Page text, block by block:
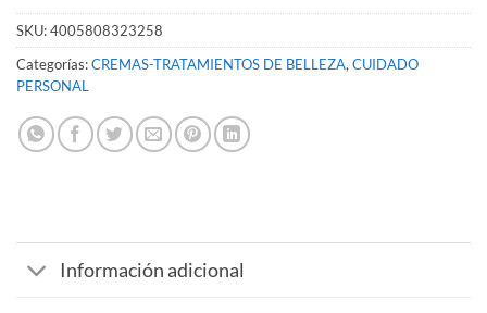
SKU:4005808323258
Categorías:CREMAS-TRATAMIENTOS DE BELLEZA,CUIDADO
PERSONAL
Información adicional